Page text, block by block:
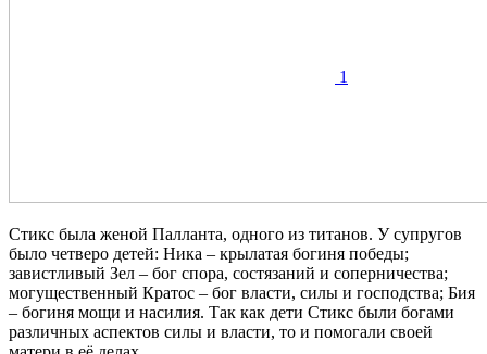
Стикс была женой Палланта, одного из титанов. У супругов
было четверо детей: Ника – крылатая богиня победы;
завистливый Зел – бог спора, состязаний и соперничества;
могущественный Кратос – бог власти, силы и господства; Бия
– богиня мощи и насилия. Так как дети Стикс были богами
различных аспектов силы и власти, то и помогали своей
1